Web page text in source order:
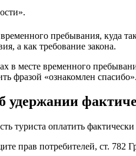
пребывания,
а как требование закона.
месте временного
фразой «ознакомлен спасибо».
удержании
туриста оплатить
прав потребителей, ст. 782